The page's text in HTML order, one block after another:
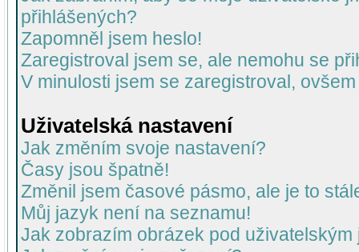
přihlášených?
Zapomněl jsem heslo!
Zaregistroval jsem se, ale nemohu se
V minulosti jsem se zaregistroval,
Uživatelská nastavení
Jak změním svoje nastavení?
Časy jsou špatně!
Změnil jsem časové pásmo, ale je to
Můj jazyk není na seznamu!
Jak zobrazím obrázek pod uživatelským